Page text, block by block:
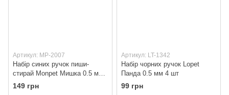
Артикул: MP-2007
Набір синих ручок пиши-
стирай Monpet Мишка 0.5 мм
4 шт
149 грн
Артикул: LT-1342
Набір чорних ручок Lopet
Панда 0.5 мм 4 шт
99 грн